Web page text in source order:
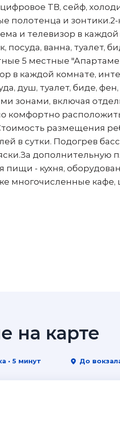
ТВ, сейф,
полотенца и
и телевизор в
посуда, ванна, туалет,
5 местные
в каждой комнате,
душ, туалет, биде,
зонами, включая
комфортно
размещения
в сутки. Подогрев
дополнительную
пищи - кухня,
многочисленные
на карте
• 5 минут До